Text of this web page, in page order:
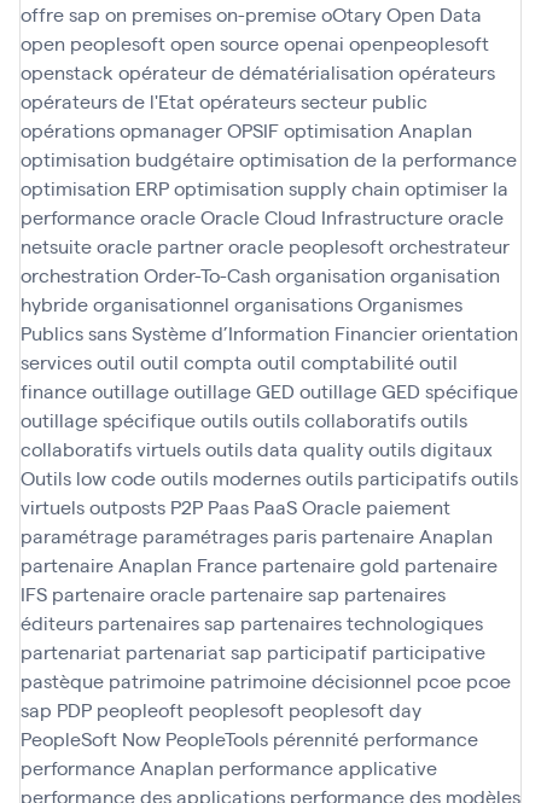
offre sap on premiseson-premiseoOtaryOpen Data
open peoplesoftopen sourceopenai openpeoplesoft
openstack opérateur de dématérialisation opérateurs
opérateurs de l'Etatopérateurs secteur public
opérationsopmanagerOPSIFoptimisation Anaplan
optimisation budgétaireoptimisation de la performance
optimisation ERPoptimisation supply chain optimiser la
performanceoracleOracle Cloud Infrastructureoracle
netsuiteoracle partneroracle peoplesoftorchestrateur
orchestration Order-To-Cashorganisation organisation
hybrideorganisationnel organisationsOrganismes
Publics sans Système d’Information Financierorientation
servicesoutil outil compta outil comptabilitéoutil
financeoutillageoutillage GED outillage GED spécifique
outillage spécifiqueoutilsoutils collaboratifsoutils
collaboratifs virtuelsoutils data qualityoutils digitaux
Outils low codeoutils modernesoutils participatifsoutils
virtuelsoutposts P2P Paas PaaS Oracle paiement
paramétrage paramétrages paris partenaire Anaplan
partenaire Anaplan France partenaire gold partenaire
IFS partenaire oracle partenaire sap partenaires
éditeurs partenaires sap partenaires technologiques
partenariat partenariat sap participatif participative
pastèque patrimoine patrimoine décisionnel pcoe pcoe
sap PDP peopleoft peoplesoft peoplesoft day
PeopleSoft Now PeopleTools pérennité performance
performance Anaplan performance applicative
performance des applications performance des modèles